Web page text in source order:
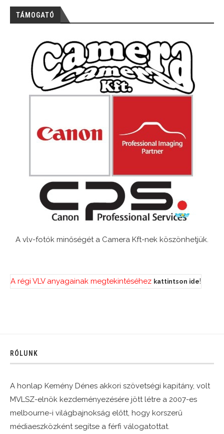
TÁMOGATÓ
A vlv-fotók minőségét a Camera Kft-nek köszönhetjük.
A régi VLV anyagainak megtekintéséhez kattintson ide!
RÓLUNK
A honlap Kemény Dénes akkori szövetségi kapitány, volt
MVLSZ-elnök kezdeményezésére jött létre a 2007-es
melbourne-i világbajnokság előtt, hogy korszerű
médiaeszközként segítse a férfi válogatottat.